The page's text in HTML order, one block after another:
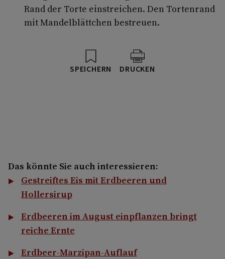
Rand der Torte einstreichen. Den Tortenrand
mit Mandelblättchen bestreuen.
SPEICHERN DRUCKEN
Das könnte Sie auch interessieren:
Gestreiftes Eis mit Erdbeeren und
Hollersirup
Erdbeeren im August einpflanzen bringt
reiche Ernte
Erdbeer-Marzipan-Auflauf